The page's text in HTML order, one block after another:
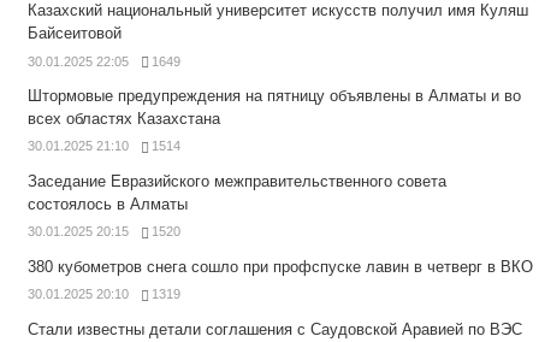
Казахский национальный университет искусств получил имя Куляш
Байсеитовой
30.01.2025 22:05 1649
Штормовые предупреждения на пятницу объявлены в Алматы и во
всех областях Казахстана
30.01.2025 21:10 1514
Заседание Евразийского межправительственного совета
состоялось в Алматы
30.01.2025 20:15 1520
380 кубометров снега сошло при профспуске лавин в четверг в ВКО
30.01.2025 20:10 1319
Стали известны детали соглашения с Саудовской Аравией по ВЭС